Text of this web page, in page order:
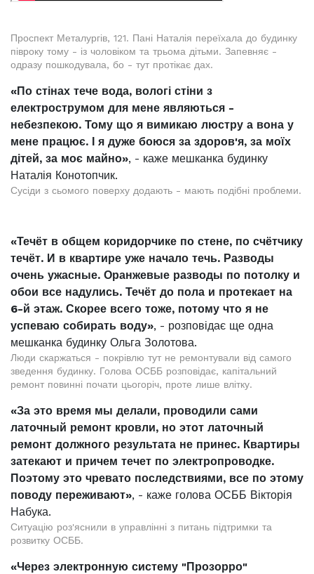
Проспект Металургів, 121. Пані Наталія переїхала до будинку
півроку тому - із чоловіком та трьома дітьми. Запевняє -
одразу пошкодувала, бо - тут протікає дах.
«По стінах тече вода, вологі стіни з
електрострумом для мене являються -
небезпекою. Тому що я вимикаю люстру а вона у
мене працює. І я дуже боюся за здоров'я, за моїх
дітей, за моє майно», - каже мешканка будинку
Наталія Конотопчик.
Сусіди з сьомого поверху додають - мають подібні проблеми.
«Течёт в общем коридорчике по стене, по счётчику
течёт. И в квартире уже начало течь. Разводы
очень ужасные. Оранжевые разводы по потолку и
обои все надулись. Течёт до пола и протекает на
6-й этаж. Скорее всего тоже, потому что я не
успеваю собирать воду», - розповідає ще одна
мешканка будинку Ольга Золотова.
Люди скаржаться - покрівлю тут не ремонтували від самого
зведення будинку. Голова ОСББ розповідає, капітальний
ремонт повинні почати цьогоріч, проте лише влітку.
«За это время мы делали, проводили сами
латочный ремонт кровли, но этот латочный
ремонт должного результата не принес. Квартиры
затекают и причем течет по электропроводке.
Поэтому это чревато последствиями, все по этому
поводу переживают», - каже голова ОСББ Вікторія
Набука.
Ситуацію роз'яснили в управлінні з питань підтримки та
розвитку ОСББ.
«Через электронную систему "Прозорро"